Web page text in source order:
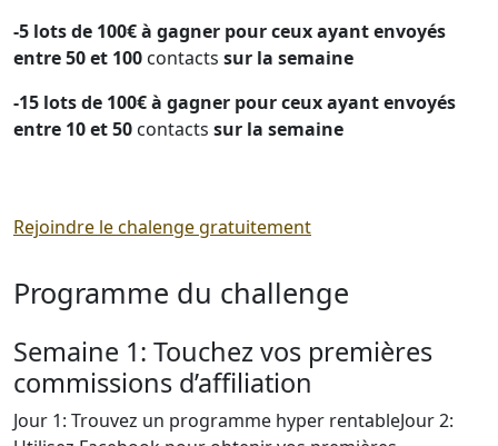
-5 lots de 100€ à gagner pour ceux ayant envoyés
entre 50 et 100 contacts sur la semaine
-15 lots de 100€ à gagner pour ceux ayant envoyés
entre 10 et 50 contacts sur la semaine
Rejoindre le chalenge gratuitement
Programme du challenge
Semaine 1: Touchez vos premières
commissions d’affiliation
Jour 1: Trouvez un programme hyper rentableJour 2: